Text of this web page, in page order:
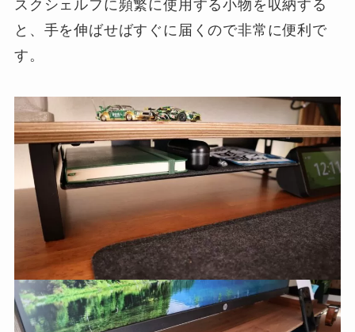
スクシェルフに頻繁に使用する小物を収納する
と、手を伸ばせばすぐに届くので非常に便利で
す。